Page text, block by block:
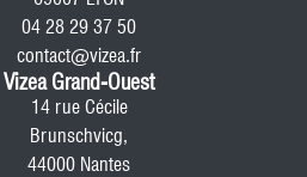
04 28 29 37 50
contact@vizea.fr
Vizea Grand-Ouest
14 rue Cécile
Brunschvicg,
44000 Nantes